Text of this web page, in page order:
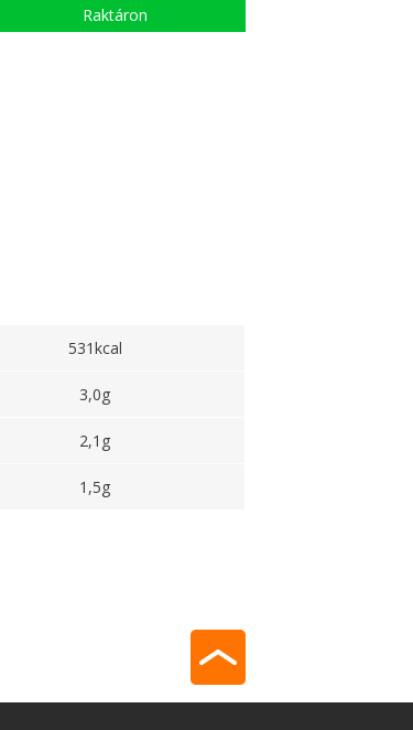
Raktáron
531kcal
3,0g
2,1g
1,5g